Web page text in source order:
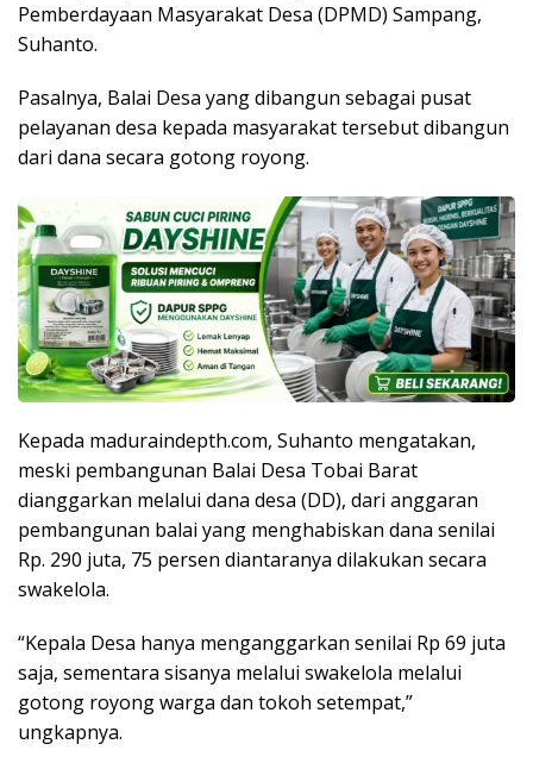
Pemberdayaan Masyarakat Desa (DPMD) Sampang,
Suhanto.
Pasalnya, Balai Desa yang dibangun sebagai pusat
pelayanan desa kepada masyarakat tersebut dibangun
dari dana secara gotong royong.
Kepada maduraindepth.com, Suhanto mengatakan,
meski pembangunan Balai Desa Tobai Barat
dianggarkan melalui dana desa (DD), dari anggaran
pembangunan balai yang menghabiskan dana senilai
Rp. 290 juta, 75 persen diantaranya dilakukan secara
swakelola.
“Kepala Desa hanya menganggarkan senilai Rp 69 juta
saja, sementara sisanya melalui swakelola melalui
gotong royong warga dan tokoh setempat,”
ungkapnya.